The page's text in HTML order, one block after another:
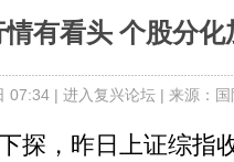
情有看头 个股分化
07:34 | 进入复兴论坛| 来源：
，昨日上证综指